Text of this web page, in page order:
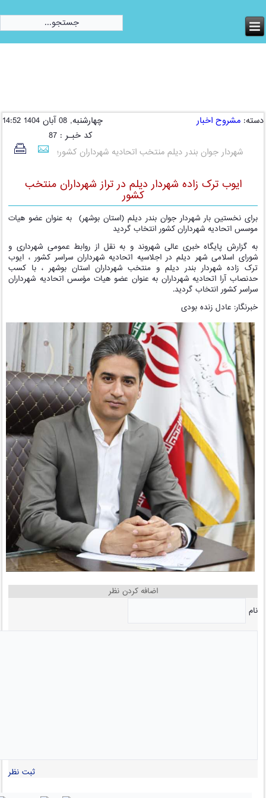
دسته:مشروح اخبار
چهارشنبه, 08 آبان 1404 14:52
کد خبـر : 87
شهردار جوان بندر دیلم منتخب اتحادیه شهرداران کشور؛
ایوب ترک زاده شهردار دیلم در تراز شهرداران منتخب
کشور
برای نخستین بار شهردار جوان بندر دیلم (استان بوشهر) به عنوان عضو هیات
موسس اتحادیه شهرداران کشور انتخاب گردید
به گزارش پایگاه خبری عالی شهروند و به نقل از روابط عمومی شهرداری و
شورای اسلامی شهر دیلم در اجلاسیه اتحادیه شهرداران سراسر کشور ، ایوب
ترک زاده شهردار بندر دیلم و منتخب شهرداران استان بوشهر ، با کسب
حدنصاب آرا اتحادیه شهرداران به عنوان عضو هیات مؤسس اتحادیه شهرداران
سراسر کشور انتخاب گردید.
خبرنگار: عادل زنده بودی
اضافه کردن نظر
نام
ثبت نظر